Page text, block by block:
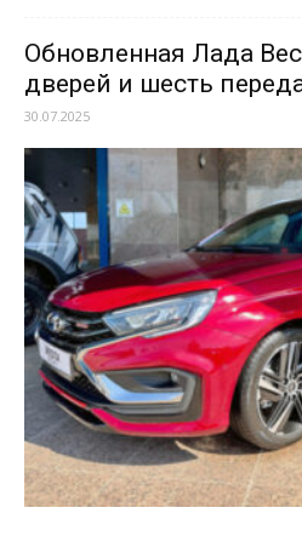
Обновленная Лада
дверей и шесть
30.07.2025